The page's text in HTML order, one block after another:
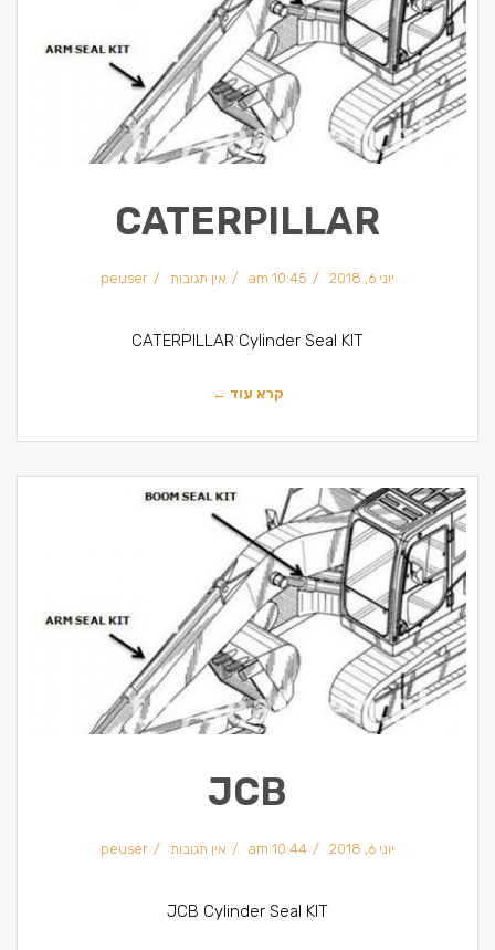
CATERPILLAR
יוני 6, 2018 10:45 am אין תגובות peuser
CATERPILLAR Cylinder Seal KIT
קרא עוד ←
JCB
יוני 6, 2018 10:44 am אין תגובות peuser
JCB Cylinder Seal KIT